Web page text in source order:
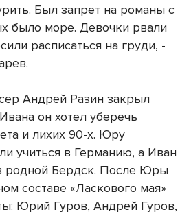
Был запрет на романы с
было море. Девочки рвали
расписаться на груди, -
Андрей Разин закрыл
он хотел уберечь
и лихих 90-х. Юру
учиться в Германию, а Иван
родной Бердск. После Юры
составе «Ласкового мая»
Юрий Гуров, Андрей Гуров,